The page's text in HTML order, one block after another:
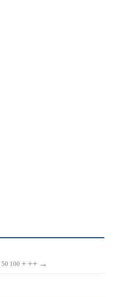
50 100 + ++ →